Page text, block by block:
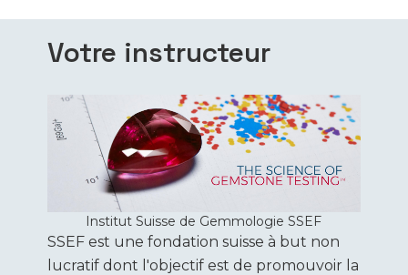
Votre instructeur
Institut Suisse de Gemmologie SSEF
SSEF est une fondation suisse à but non
lucratif dont l'objectif est de promouvoir la